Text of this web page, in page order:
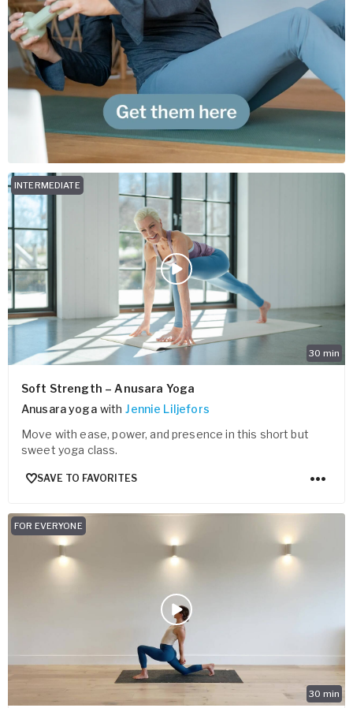
30 min
INTERMEDIATE
Soft Strength – Anusara Yoga
Anusara yoga with Jennie Liljefors
Move with ease, power, and presence in this short but
sweet yoga class.
SAVE TO FAVORITES
30 min
FOR EVERYONE